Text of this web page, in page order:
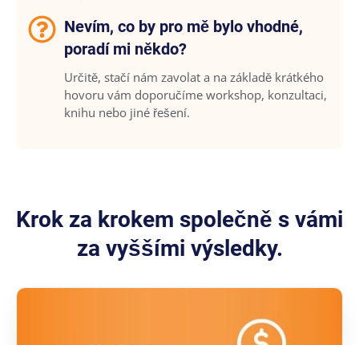
Nevím, co by pro mě bylo vhodné,
poradí mi někdo?
Určitě, stačí nám zavolat a na základě krátkého
hovoru vám doporučíme workshop, konzultaci,
knihu nebo jiné řešení.
Krok za krokem společně s vámi
za vyššími výsledky.